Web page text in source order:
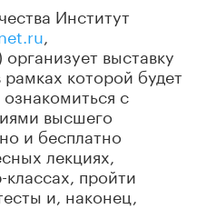
Институт
организует выставку
которой будет
с
высшего
и бесплатно
лекциях,
пройти
и, наконец,